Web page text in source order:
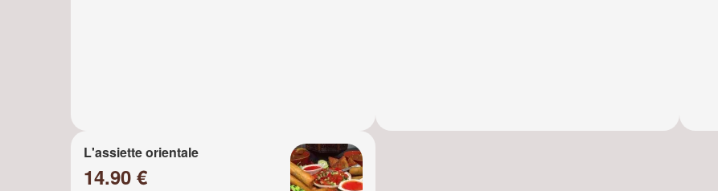
L'assiette orientale
14.90 €